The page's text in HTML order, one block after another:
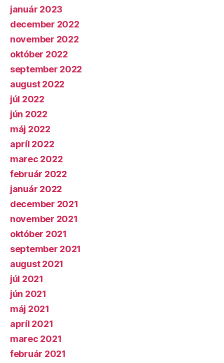
január 2023
december 2022
november 2022
október 2022
september 2022
august 2022
júl 2022
jún 2022
máj 2022
apríl 2022
marec 2022
február 2022
január 2022
december 2021
november 2021
október 2021
september 2021
august 2021
júl 2021
jún 2021
máj 2021
apríl 2021
marec 2021
február 2021